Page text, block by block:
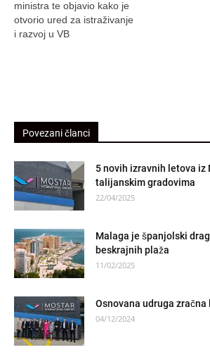
ministra te objavio kako je
otvorio ured za istraživanje
i razvoj u VB
Povezani članci
5 novih izravnih letova iz
talijanskim gradovima
22/04/2025
Malaga je španjolski
beskrajnih plaža
11/02/2025
Osnovana udruga
04/12/2024